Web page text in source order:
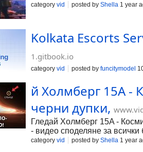
category vid posted by Shella 1 year
Kolkata Escorts
1.gitbook.io
category vid posted by funcitymodel
й Холмберг 15A -
черни дупки,
Гледай Холмберг 15A -
- видео споделяне за всички
category vid posted by Shella 1 year